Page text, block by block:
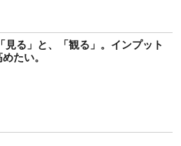
見る」と、「観る」。インプット
たい。